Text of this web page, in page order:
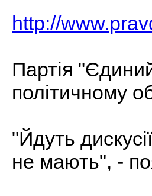
http://
Партія
політичному
"Йдуть
не мають", -